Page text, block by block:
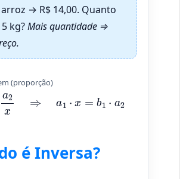
→ R$ 14,00. Quanto
kg?Mais quantidade ⇒
(proporção)
a2
é Inversa?